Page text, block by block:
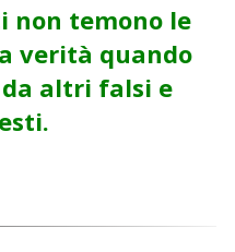
non temono le
verità quando
altri falsi e